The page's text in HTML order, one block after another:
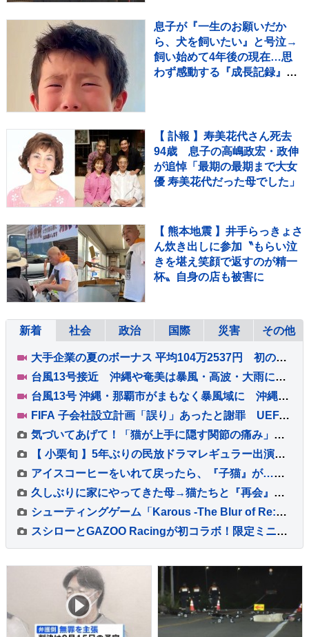
息子が『一生のお願いだか
ら、犬を飼いたい』と号泣→
飼い始めて4年後の現在…思
わず感動する『成長記録』が
【 訃報 】寿美花代さん死去
94歳 息子の高嶋政宏・政伸
が追悼「最期の最期まで大女
優 寿美花代だった母でした」
【 熊本地震 】井手らっきょさ
ん炊き出しに参加〝もらい泣
きを堪え笑顔で返すのが精一
杯〟自身の店も被害に
新着 社会 政治 国際 災害 その他
大手企業の夏のボーナス 平均104万2537円 初の100万円超で“過去最高”に
台風13号接近 沖縄や奄美は暴風・高波・大雨に警戒 線状降水帯発生のおそれも 全国的に厳しい暑さ
台風13号 沖縄・那覇市がまもなく暴風域に 沖縄本島ではバス・モノレールが終日運休、商業施設の休業も【現地から報告】
FIFA 子会社設立計画「誤り」あったと謝罪 UEFAはW杯ボイコット方針継続「何も変わっていない」
気づいてあげて！「猫が上手に隠す関節の痛み」 6歳以上の猫の60％が関節炎を罹患 オーストラリア
【 小栗旬 】5年ぶりの民放ドラマレギュラー出演 『国宝』脚本家・奥寺佐渡子 × 『最愛』監督・塚原あゆ子 金曜ドラマ『LOST10』「演じながら僕自身も思うことや感じるものがたくさんあります」（コメント全文）
アイスコーヒーをいれて戻ったら、『子猫』が…想定外な『可愛すぎる行動』に１万いいね「ちくわとキュウリのようなｗ」「表情が素敵」
久しぶりに家にやってきた母→猫たちと『再会』した結果…微笑ましい光景に「とても癒された」「みんな可愛い」と笑顔になる人が続出
シューティングゲーム「Karous -The Blur of Re:venant- New Order」の発売が決定
スシローとGAZOO Racingが初コラボ！限定ミニカー付きメニューが登場